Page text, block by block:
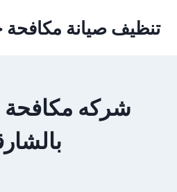
تنظيف صيانة
شركه